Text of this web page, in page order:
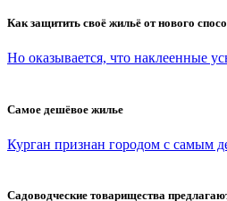
Как защитить своё жильё от нового
Но оказывается, что наклеенные
Самое дешёвое жилье
Курган признан городом с самым
Садоводческие товарищества